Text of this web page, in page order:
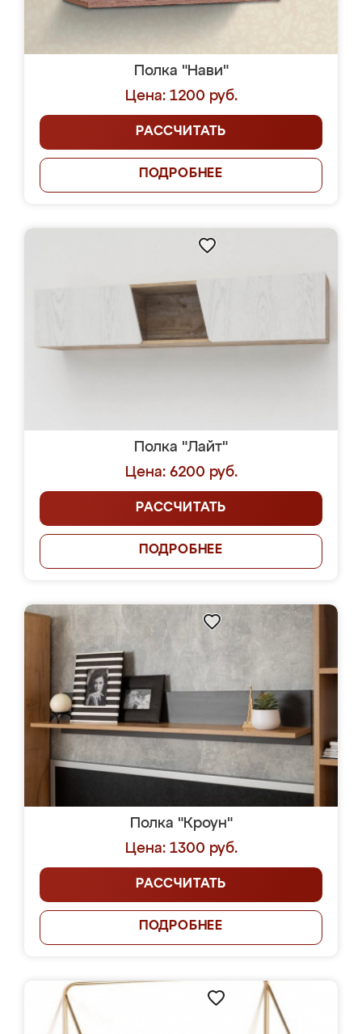
Полка "Нави"
Цена: 1200 руб.
РАССЧИТАТЬ
ПОДРОБНЕЕ
Полка "Лайт"
Цена: 6200 руб.
РАССЧИТАТЬ
ПОДРОБНЕЕ
Полка "Кроун"
Цена: 1300 руб.
РАССЧИТАТЬ
ПОДРОБНЕЕ